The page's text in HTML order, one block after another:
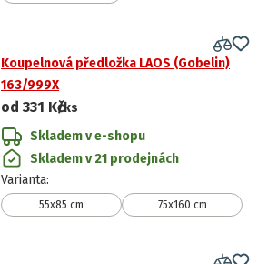
Koupelnová předložka LAOS (Gobelin)
163/999X
od 331 Kč/ks
Skladem v e-shopu
Skladem v 21 prodejnách
Varianta:
55x85 cm 75x160 cm